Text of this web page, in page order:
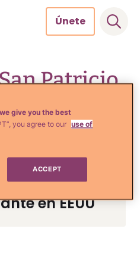
Únete
Patricio
Qué es,
y por qué
en EEUU
give you the best
you agree to our use of
ACCEPT